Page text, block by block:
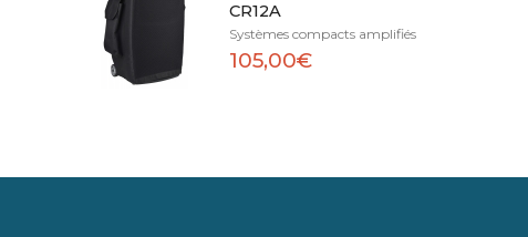
CR12A
Systèmes compacts amplifiés
105,00€